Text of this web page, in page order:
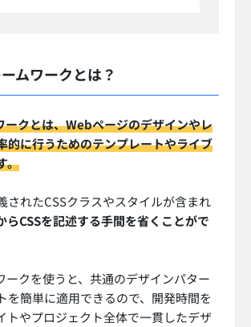
ムワークとは？
ークとは、Webページのデザインやレ
的に行うためのテンプレートやライブ
。
されたCSSクラスやスタイルが含まれ
らCSSを記述する手間を省くことがで
ークを使うと、共通のデザインパター
を簡単に適用できるので、開発時間を
トやプロジェクト全体で一貫したデザ